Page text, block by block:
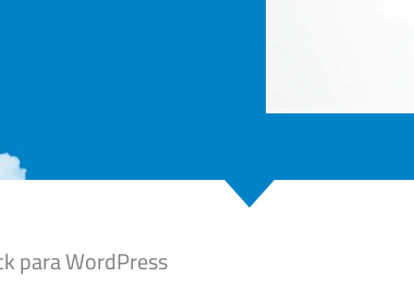
para WordPress